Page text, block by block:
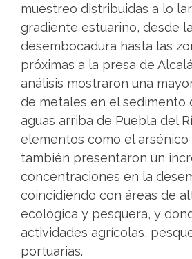
muestreo distribuidas a lo
gradiente estuarino, desde la
desembocadura hasta las
próximas a la presa de
análisis mostraron una
de metales en el sedimento
aguas arriba de Puebla del
elementos como el arsénico
también presentaron un
concentraciones en la
coincidiendo con áreas de
ecológica y pesquera, y
actividades agrícolas,
portuarias.